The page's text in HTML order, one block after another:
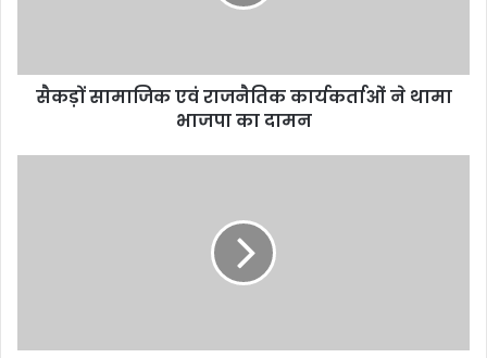
सैकड़ों सामाजिक एवं राजनैतिक कार्यकर्ताओं ने थामा
भाजपा का दामन